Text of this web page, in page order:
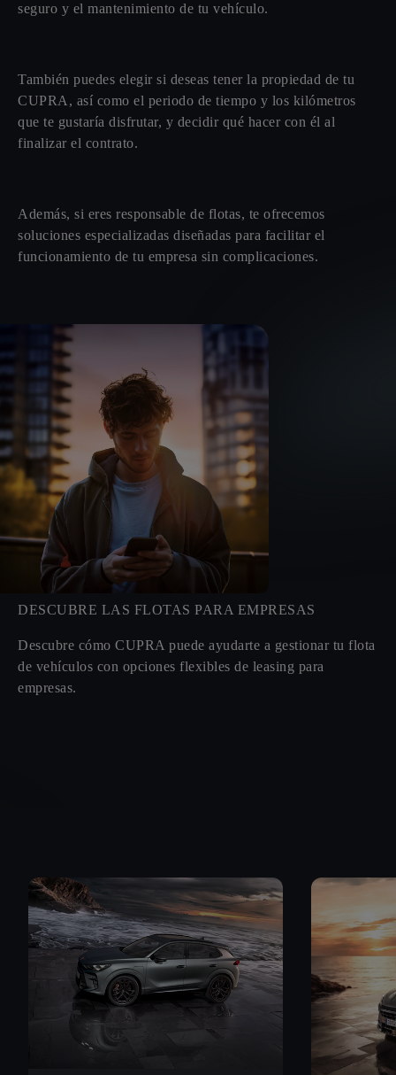
seguro y el mantenimiento de tu vehículo.
También puedes elegir si deseas tener la propiedad de tu
CUPRA, así como el periodo de tiempo y los kilómetros
que te gustaría disfrutar, y decidir qué hacer con él al
finalizar el contrato.
Además, si eres responsable de flotas, te ofrecemos
soluciones especializadas diseñadas para facilitar el
funcionamiento de tu empresa sin complicaciones.
DESCUBRE LAS FLOTAS PARA EMPRESAS
Descubre cómo CUPRA puede ayudarte a gestionar tu flota
de vehículos con opciones flexibles de leasing para
empresas.